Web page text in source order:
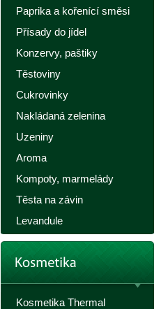
Paprika a kořenící směsi
Přísady do jídel
Konzervy, paštiky
Těstoviny
Cukrovinky
Nakládaná zelenina
Uzeniny
Aroma
Kompoty, marmelády
Těsta na závin
Levandule
Kosmetika Thermal